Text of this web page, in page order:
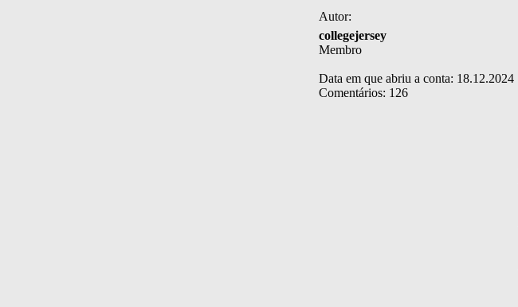
Autor:
collegejersey
Membro
Data em que abriu a conta: 18.12.2024
Comentários: 126